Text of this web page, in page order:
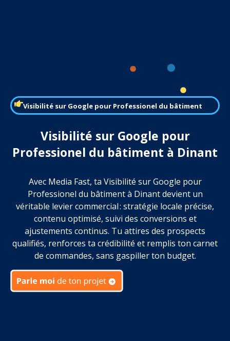
Visibilité sur Google pour Professionel du bâtiment
Visibilité sur Google pour
Professionel du bâtiment à Dinant
Avec Media Fast, ta Visibilité sur Google pour
Professionel du bâtiment à Dinant devient un
véritable levier commercial : stratégie locale précise,
contenu optimisé, suivi des conversions et
ajustements continus. Tu attires des prospects
qualifiés, renforces ta crédibilité et remplis ton carnet
de commandes, sans gaspiller ton budget.